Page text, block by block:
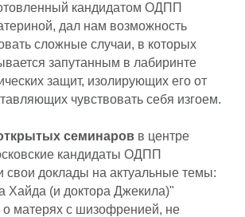
кандидатом ОДПП
дал нам возможность
сложные случаи, в которых
запутанным в лабиринте
защит, изолирующих его от
чувствовать себя изгоем.
семинаров в центре
кандидаты ОДПП
свои доклады на актуальные темы:
Хайда (и доктора Джекила)"
о матерях с шизофренией, не